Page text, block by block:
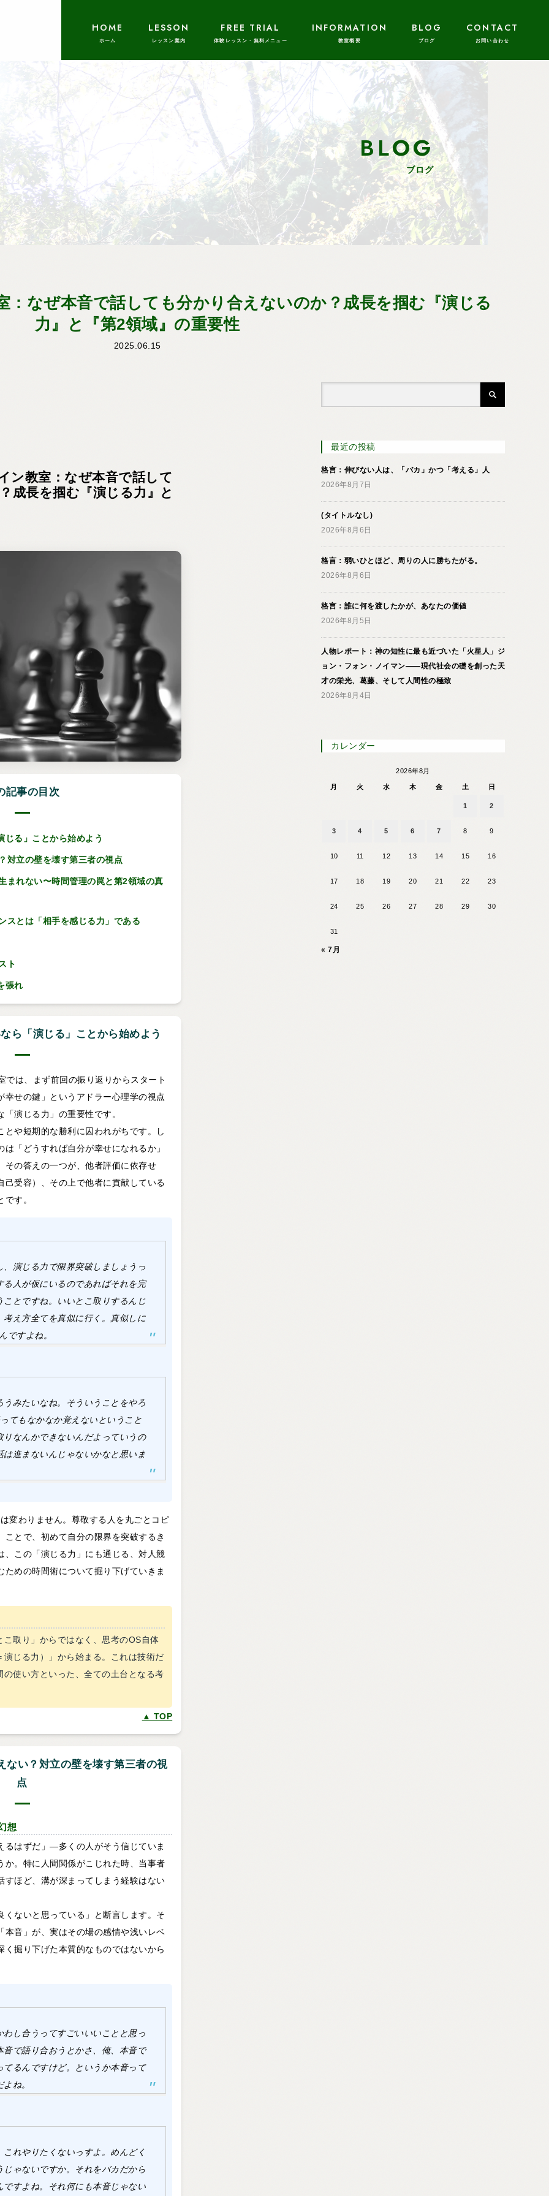
HOME LESSON FREE TRIAL INFORMATION BLOG CONTACT
BLOG
ブログ
：なぜ本音で話しても分かり合えないのか？成長を掴む『演じる
力』と『第2領域』の重要性
2025.06.15
ン教室：なぜ本音で話して
成長を掴む『演じる力』と
記事の目次
じる」ことから始めよう
対立の壁を壊す第三者の視点
まれない〜時間管理の罠と第2領域の真
スとは「相手を感じる力」である
ト
張れ
ら「演じる」ことから始めよう
は、まず前回の振り返りからスタート
幸せの鍵」というアドラー心理学の視点
演じる力」の重要性です。
や短期的な勝利に囚われがちです。し
「どうすれば自分が幸せになれるか」
その答えの一つが、他者評価に依存せ
己受容）、その上で他者に貢献している
す。
演じる力で限界突破しましょうっ
人が仮にいるのであればそれを完
とですね。いいとこ取りするんじ
え方全てを真似に行く。真似しに
ですよね。
みたいなね。そういうことをやろ
てもなかなか覚えないということ
なんかできないんだよっていうの
進まないんじゃないかなと思いま
変わりません。尊敬する人を丸ごとコピ
とで、初めて自分の限界を突破するき
、この「演じる力」にも通じる、対人競
めの時間術について掘り下げていきま
取り」からではなく、思考のOS自体
じる力）」から始まる。これは技術だ
使い方といった、全ての土台となる考
▲ TOP
ない？対立の壁を壊す第三者の視
点
想
るはずだ」—多くの人がそう信じていま
か。特に人間関係がこじれた時、当事者
すほど、溝が深まってしまう経験はない
くないと思っている」と断言します。そ
本音」が、実はその場の感情や浅いレベ
掘り下げた本質的なものではないから
し合うってすごいいいことと思っ
で語り合おうとかさ、俺、本音で
るんですけど。というか本音って
ね。
れやりたくないっすよ。めんどく
ゃないですか。それをバカだから
すよね。それ何にも本音じゃない
最近の投稿
格言：伸びない人は、「バカ」かつ「考える」人
2026年8月7日
(タイトルなし)
2026年8月6日
格言：弱いひとほど、周りの人に勝ちたがる。
2026年8月6日
格言：誰に何を渡したかが、あなたの価値
2026年8月5日
人物レポート：神の知性に最も近づいた「火星人」ジ
ョン・フォン・ノイマン――現代社会の礎を創った天
才の栄光、葛藤、そして人間性の極致
2026年8月4日
カレンダー
2026年8月
月 火 水 木 金 土 日
1 2
3 4 5 6 7 8 9
10 11 12 13 14 15 16
17 18 19 20 21 22 23
24 25 26 27 28 29 30
31
« 7月